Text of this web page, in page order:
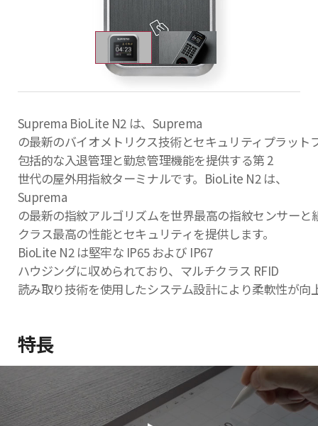
Suprema BioLite N2 は、Suprema
の最新のバイオメトリクス技術とセキュリティプラット
包括的な入退管理と勤怠管理機能を提供する第 2
世代の屋外用指紋ターミナルです。BioLite N2 は、
Suprema
の最新の指紋アルゴリズムを世界最高の指紋センサー
クラス最高の性能とセキュリティを提供します。
BioLite N2 は堅牢な IP65 および IP67
ハウジングに収められており、マルチクラス RFID
読み取り技術を使用したシステム設計により柔軟性が向
特長